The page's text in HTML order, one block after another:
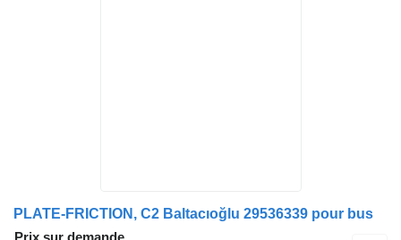
PLATE-FRICTION, C2 Baltacıoğlu 29536339 pour bus